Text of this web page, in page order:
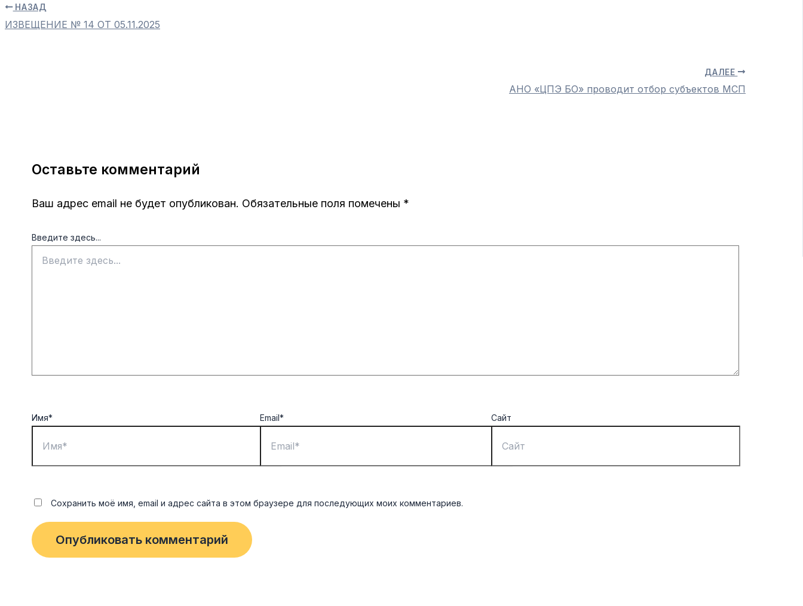
НАЗАД
ИЗВЕЩЕНИЕ № 14 ОТ 05.11.2025
ДАЛЕЕ
АНО «ЦПЭ БО» проводит отбор субъектов МСП
Оставьте комментарий
Ваш адрес email не будет опубликован. Обязательные поля помечены *
Введите здесь...
Имя* Email* Сайт
Сохранить моё имя, email и адрес сайта в этом браузере для последующих моих комментариев.